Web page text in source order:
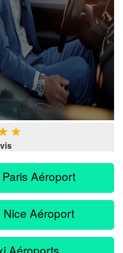
★
Aéroport
Aéroport
Aéroports